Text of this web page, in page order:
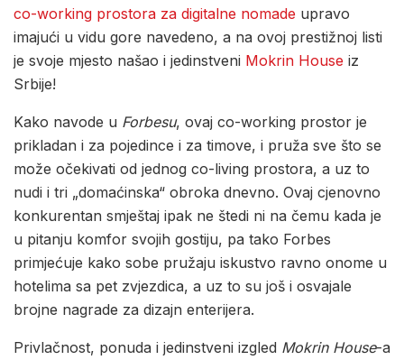
co-working prostora za digitalne nomade upravo
imajući u vidu gore navedeno, a na ovoj prestižnoj listi
je svoje mjesto našao i jedinstveni Mokrin House iz
Srbije!
Kako navode u Forbesu, ovaj co-working prostor je
prikladan i za pojedince i za timove, i pruža sve što se
može očekivati od jednog co-living prostora, a uz to
nudi i tri „domaćinska“ obroka dnevno. Ovaj cjenovno
konkurentan smještaj ipak ne štedi ni na čemu kada je
u pitanju komfor svojih gostiju, pa tako Forbes
primjećuje kako sobe pružaju iskustvo ravno onome u
hotelima sa pet zvjezdica, a uz to su još i osvajale
brojne nagrade za dizajn enterijera.
Privlačnost, ponuda i jedinstveni izgled Mokrin House-a